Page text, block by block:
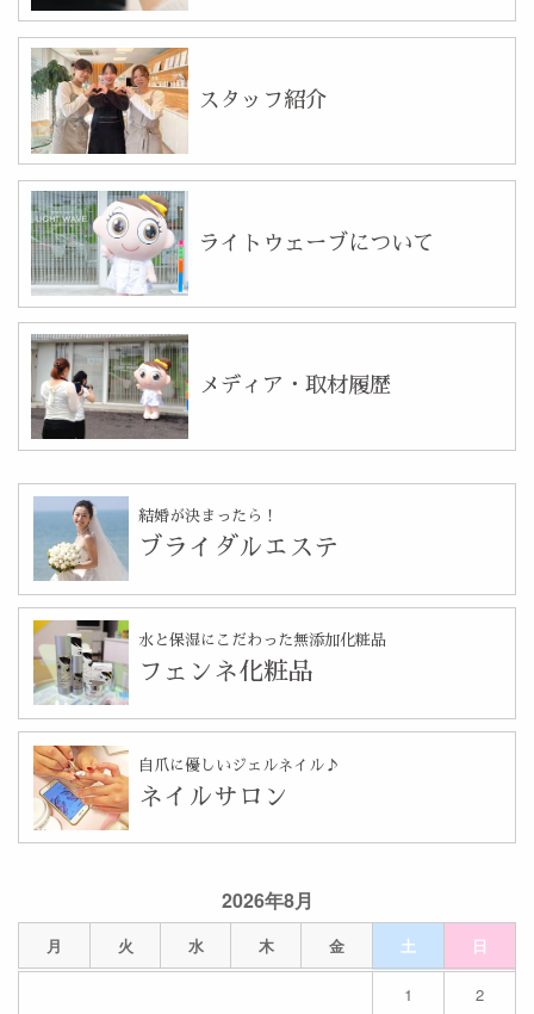
2026年8月
月 火 水 木 金 土 日
1 2
スタッフ紹介
ライトウェーブについて
メディア・取材履歴
結婚が決まったら！
ブライダルエステ
水と保湿にこだわった無添加化粧品
フェンネ化粧品
自爪に優しいジェルネイル♪
ネイルサロン